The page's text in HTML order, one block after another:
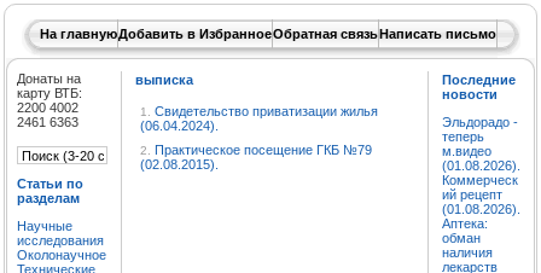
На главнуюДобавить в ИзбранноеОбратная связьНаписать письмо
Донаты на
карту ВТБ:
2200 4002
2461 6363
Статьи по
разделам
Научные
исследования
Околонаучное
Технические
выписка
1. Свидетельство приватизации жилья
(06.04.2024).
2. Практическое посещение ГКБ №79
(02.08.2015).
Последние
новости
Эльдорадо -
теперь
м.видео
(01.08.2026).
Коммерческ
ий рецепт
(01.08.2026).
Аптека:
обман
наличия
лекарств